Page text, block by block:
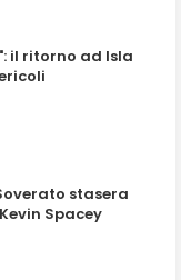
il ritorno ad Isla
stasera
Spacey